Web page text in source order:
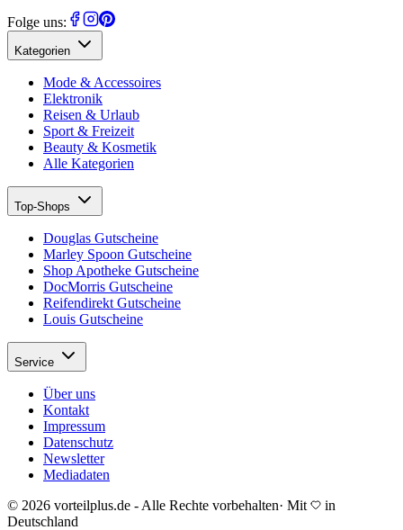
Folge uns:
Kategorien
Mode & Accessoires
Elektronik
Reisen & Urlaub
Sport & Freizeit
Beauty & Kosmetik
Alle Kategorien
Top-Shops
Douglas Gutscheine
Marley Spoon Gutscheine
Shop Apotheke Gutscheine
DocMorris Gutscheine
Reifendirekt Gutscheine
Louis Gutscheine
Service
Über uns
Kontakt
Impressum
Datenschutz
Newsletter
Mediadaten
© 2026 vorteilplus.de - Alle Rechte vorbehalten· Mit
in
Deutschland